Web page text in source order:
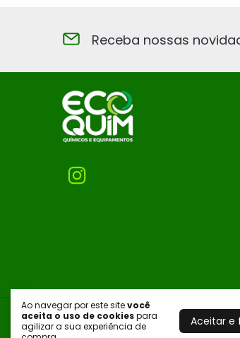
Ao navegar por este sitevocê
aceita o uso de cookiespara
agilizar a sua experiência de
Aceitar e
Receba nossas
AROMATIZANTE LADY PRIME CHÁ